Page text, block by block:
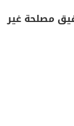
مصلحة غير